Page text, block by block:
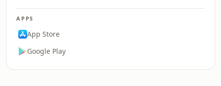
APPS
App Store
Google Play